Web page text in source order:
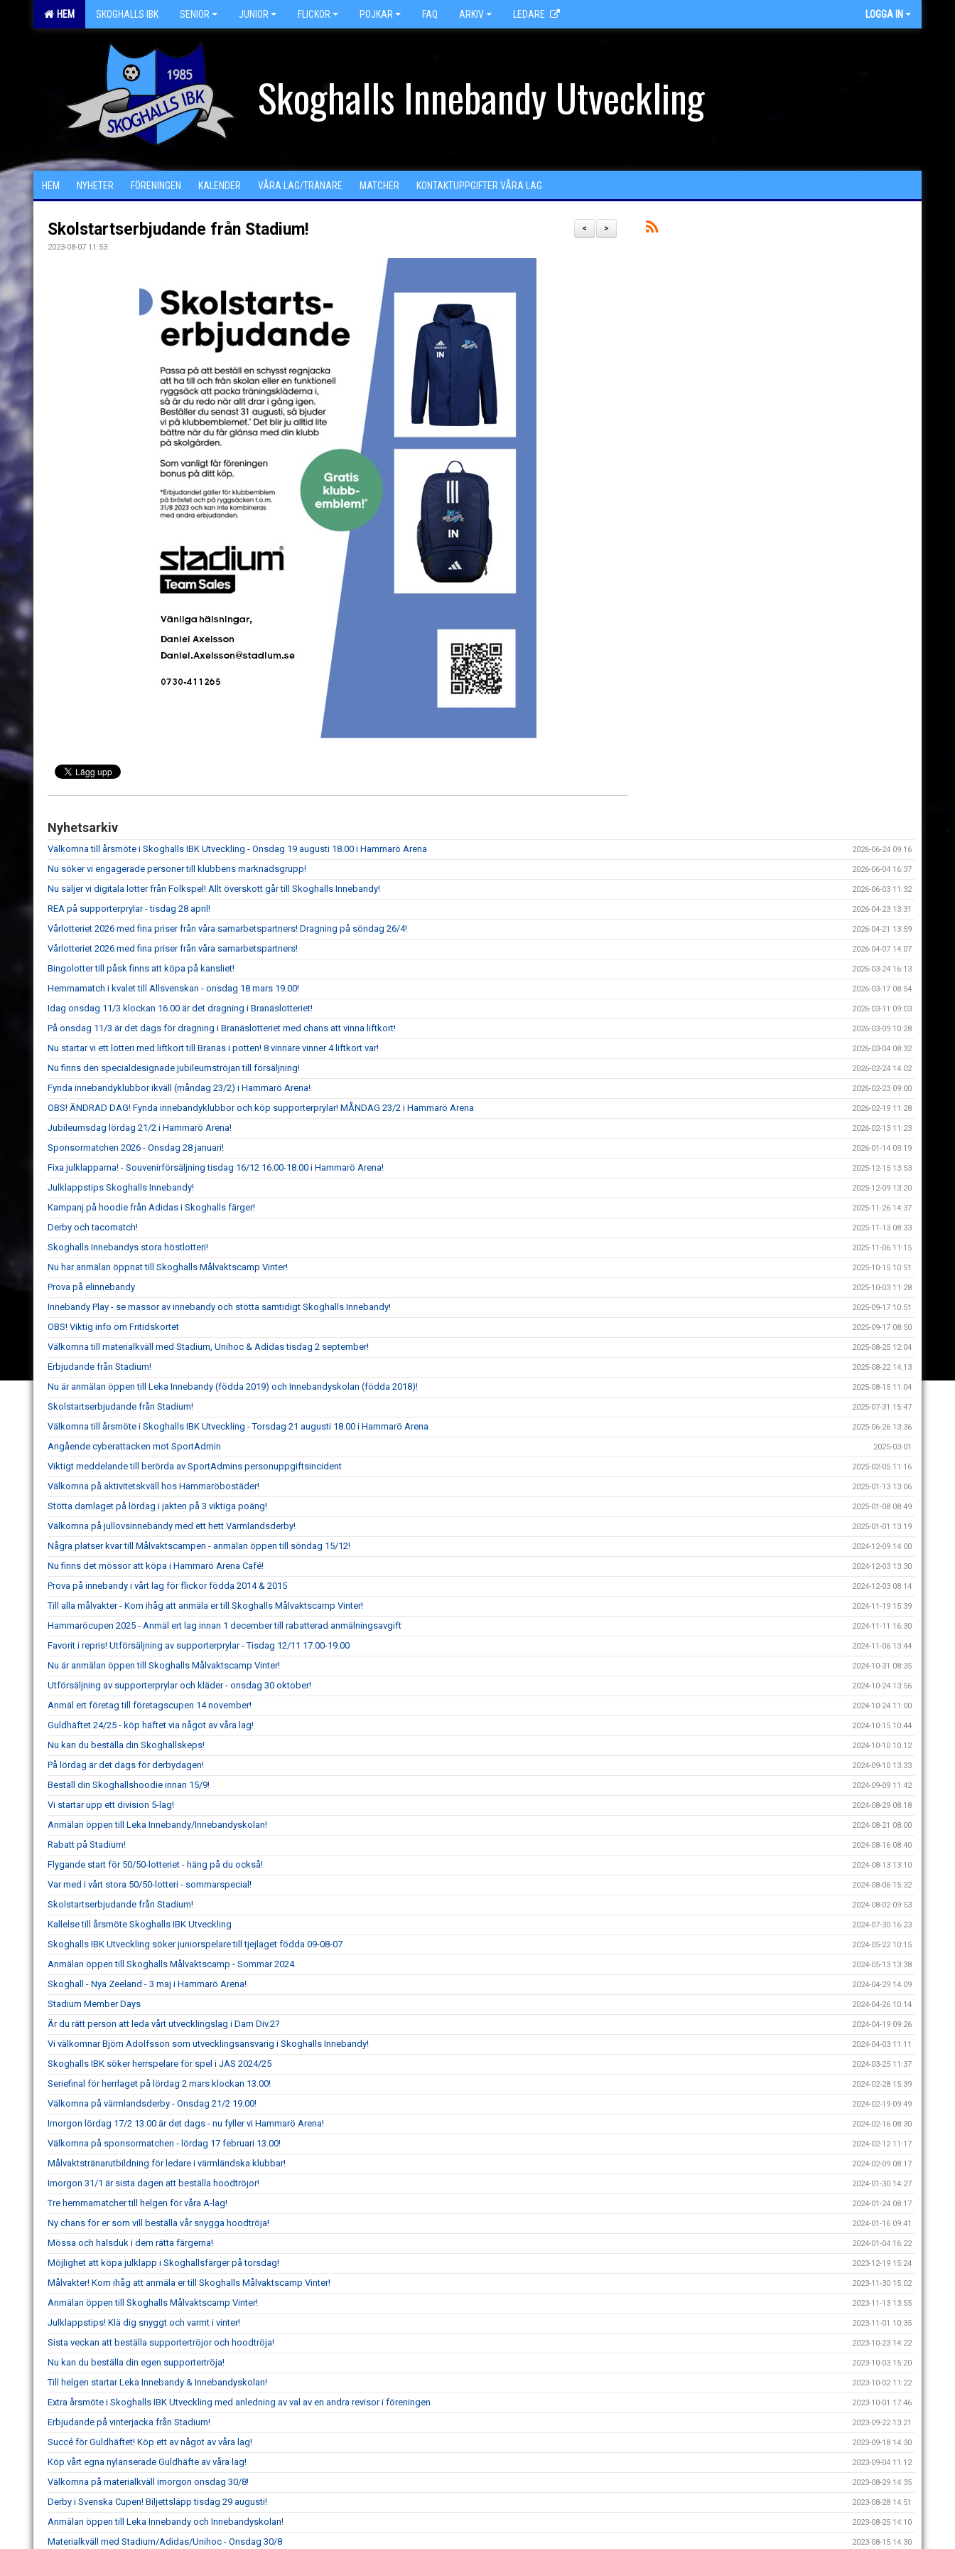
HEM SKOGHALLS IBK SENIOR JUNIOR FLICKOR POJKAR FAQ ARKIV LEDARE LOGGA IN
Skoghalls Innebandy Utveckling
HEM NYHETER FÖRENINGEN KALENDER VÅRA LAG/TRÄNARE MATCHER KONTAKTUPPGIFTER VÅRA LAG
>
<
Skolstartserbjudande från Stadium!
2023-08-07 11:53
Nyhetsarkiv
Välkomna till årsmöte i Skoghalls IBK Utveckling - Onsdag 19 augusti 18.00 i Hammarö Arena 2026-06-24 09:16
Nu söker vi engagerade personer till klubbens marknadsgrupp! 2026-06-04 16:37
Nu säljer vi digitala lotter från Folkspel! Allt överskott går till Skoghalls Innebandy! 2026-06-03 11:32
REA på supporterprylar - tisdag 28 april! 2026-04-23 13:31
Vårlotteriet 2026 med fina priser från våra samarbetspartners! Dragning på söndag 26/4! 2026-04-21 13:59
Vårlotteriet 2026 med fina priser från våra samarbetspartners! 2026-04-07 14:07
Bingolotter till påsk finns att köpa på kansliet! 2026-03-24 16:13
Hemmamatch i kvalet till Allsvenskan - onsdag 18 mars 19.00! 2026-03-17 08:54
Idag onsdag 11/3 klockan 16.00 är det dragning i Branäslotteriet! 2026-03-11 09:03
På onsdag 11/3 är det dags för dragning i Branäslotteriet med chans att vinna liftkort! 2026-03-09 10:28
Nu startar vi ett lotteri med liftkort till Branäs i potten! 8 vinnare vinner 4 liftkort var! 2026-03-04 08:32
Nu finns den specialdesignade jubileumströjan till försäljning! 2026-02-24 14:02
Fynda innebandyklubbor ikväll (måndag 23/2) i Hammarö Arena! 2026-02-23 09:00
OBS! ÄNDRAD DAG! Fynda innebandyklubbor och köp supporterprylar! MÅNDAG 23/2 i Hammarö Arena 2026-02-19 11:28
Jubileumsdag lördag 21/2 i Hammarö Arena! 2026-02-13 11:23
Sponsormatchen 2026 - Onsdag 28 januari! 2026-01-14 09:19
Fixa julklapparna! - Souvenirförsäljning tisdag 16/12 16.00-18.00 i Hammarö Arena! 2025-12-15 13:53
Julklappstips Skoghalls Innebandy! 2025-12-09 13:20
Kampanj på hoodie från Adidas i Skoghalls färger! 2025-11-26 14:37
Derby och tacomatch! 2025-11-13 08:33
Skoghalls Innebandys stora höstlotteri! 2025-11-06 11:15
Nu har anmälan öppnat till Skoghalls Målvaktscamp Vinter! 2025-10-15 10:51
Prova på elinnebandy 2025-10-03 11:28
Innebandy Play - se massor av innebandy och stötta samtidigt Skoghalls Innebandy! 2025-09-17 10:51
OBS! Viktig info om Fritidskortet 2025-09-17 08:50
Välkomna till materialkväll med Stadium, Unihoc & Adidas tisdag 2 september! 2025-08-25 12:04
Erbjudande från Stadium! 2025-08-22 14:13
Nu är anmälan öppen till Leka Innebandy (födda 2019) och Innebandyskolan (födda 2018)! 2025-08-15 11:04
Skolstartserbjudande från Stadium! 2025-07-31 15:47
Välkomna till årsmöte i Skoghalls IBK Utveckling - Torsdag 21 augusti 18.00 i Hammarö Arena 2025-06-26 13:36
Angående cyberattacken mot SportAdmin 2025-03-01
Viktigt meddelande till berörda av SportAdmins personuppgiftsincident 2025-02-05 11:16
Välkomna på aktivitetskväll hos Hammaröbostäder! 2025-01-13 13:06
Stötta damlaget på lördag i jakten på 3 viktiga poäng! 2025-01-08 08:49
Välkomna på jullovsinnebandy med ett hett Värmlandsderby! 2025-01-01 13:19
Några platser kvar till Målvaktscampen - anmälan öppen till söndag 15/12! 2024-12-09 14:00
Nu finns det mössor att köpa i Hammarö Arena Café! 2024-12-03 13:30
Prova på innebandy i vårt lag för flickor födda 2014 & 2015 2024-12-03 08:14
Till alla målvakter - Kom ihåg att anmäla er till Skoghalls Målvaktscamp Vinter! 2024-11-19 15:39
Hammaröcupen 2025 - Anmäl ert lag innan 1 december till rabatterad anmälningsavgift 2024-11-11 16:30
Favorit i repris! Utförsäljning av supporterprylar - Tisdag 12/11 17.00-19.00 2024-11-06 13:44
Nu är anmälan öppen till Skoghalls Målvaktscamp Vinter! 2024-10-31 08:35
Utförsäljning av supporterprylar och kläder - onsdag 30 oktober! 2024-10-24 13:56
Anmäl ert företag till företagscupen 14 november! 2024-10-24 11:00
Guldhäftet 24/25 - köp häftet via något av våra lag! 2024-10-15 10:44
Nu kan du beställa din Skoghallskeps! 2024-10-10 10:12
På lördag är det dags för derbydagen! 2024-09-10 13:33
Beställ din Skoghallshoodie innan 15/9! 2024-09-09 11:42
Vi startar upp ett division 5-lag! 2024-08-29 08:18
Anmälan öppen till Leka Innebandy/Innebandyskolan! 2024-08-21 08:00
Rabatt på Stadium! 2024-08-16 08:40
Flygande start för 50/50-lotteriet - häng på du också! 2024-08-13 13:10
Var med i vårt stora 50/50-lotteri - sommarspecial! 2024-08-06 15:32
Skolstartserbjudande från Stadium! 2024-08-02 09:53
Kallelse till årsmöte Skoghalls IBK Utveckling 2024-07-30 16:23
Skoghalls IBK Utveckling söker juniorspelare till tjejlaget födda 09-08-07 2024-05-22 10:15
Anmälan öppen till Skoghalls Målvaktscamp - Sommar 2024 2024-05-13 13:38
Skoghall - Nya Zeeland - 3 maj i Hammarö Arena! 2024-04-29 14:09
Stadium Member Days 2024-04-26 10:14
Är du rätt person att leda vårt utvecklingslag i Dam Div.2? 2024-04-19 09:26
Vi välkomnar Björn Adolfsson som utvecklingsansvarig i Skoghalls Innebandy! 2024-04-03 11:11
Skoghalls IBK söker herrspelare för spel i JAS 2024/25 2024-03-25 11:37
Seriefinal för herrlaget på lördag 2 mars klockan 13.00! 2024-02-28 15:39
Välkomna på värmlandsderby - Onsdag 21/2 19.00! 2024-02-19 09:49
Imorgon lördag 17/2 13.00 är det dags - nu fyller vi Hammarö Arena! 2024-02-16 08:30
Välkomna på sponsormatchen - lördag 17 februari 13.00! 2024-02-12 11:17
Målvaktstränarutbildning för ledare i värmländska klubbar! 2024-02-09 08:17
Imorgon 31/1 är sista dagen att beställa hoodtröjor! 2024-01-30 14:27
Tre hemmamatcher till helgen för våra A-lag! 2024-01-24 08:17
Ny chans för er som vill beställa vår snygga hoodtröja! 2024-01-16 09:41
Mössa och halsduk i dem rätta färgerna! 2024-01-04 16:22
Möjlighet att köpa julklapp i Skoghallsfärger på torsdag! 2023-12-19 15:24
Målvakter! Kom ihåg att anmäla er till Skoghalls Målvaktscamp Vinter! 2023-11-30 15:02
Anmälan öppen till Skoghalls Målvaktscamp Vinter! 2023-11-13 13:55
Julklappstips! Klä dig snyggt och varmt i vinter! 2023-11-01 10:35
Sista veckan att beställa supportertröjor och hoodtröja! 2023-10-23 14:22
Nu kan du beställa din egen supportertröja! 2023-10-03 15:20
Till helgen startar Leka Innebandy & Innebandyskolan! 2023-10-02 11:22
Extra årsmöte i Skoghalls IBK Utveckling med anledning av val av en andra revisor i föreningen 2023-10-01 17:46
Erbjudande på vinterjacka från Stadium! 2023-09-22 13:21
Succé för Guldhäftet! Köp ett av något av våra lag! 2023-09-18 14:30
Köp vårt egna nylanserade Guldhäfte av våra lag! 2023-09-04 11:12
Välkomna på materialkväll imorgon onsdag 30/8! 2023-08-29 14:35
Derby i Svenska Cupen! Biljettsläpp tisdag 29 augusti! 2023-08-28 14:51
Anmälan öppen till Leka Innebandy och Innebandyskolan! 2023-08-25 14:10
Materialkväll med Stadium/Adidas/Unihoc - Onsdag 30/8 2023-08-15 14:30